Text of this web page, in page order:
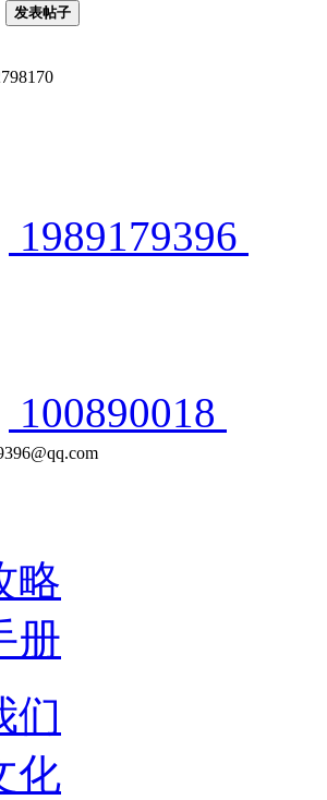
发表帖子
1989179396
100890018
略
册
们
化